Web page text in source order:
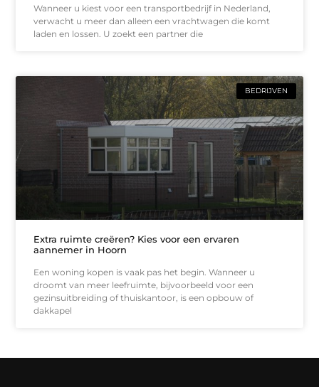
Wanneer u kiest voor een transportbedrijf in Nederland,
verwacht u meer dan alleen een vrachtwagen die komt
laden en lossen. U zoekt een partner die
BEDRIJVEN
Extra ruimte creëren? Kies voor een ervaren
aannemer in Hoorn
Een woning kopen is vaak pas het begin. Wanneer u
droomt van meer leefruimte, bijvoorbeeld voor een
gezinsuitbreiding of thuiskantoor, is een opbouw of
dakkapel